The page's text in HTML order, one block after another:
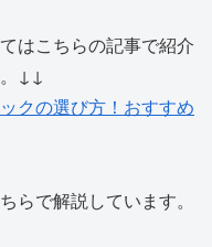
はこちらの記事で紹介
↓↓
クの選び方！おすすめ
らで解説しています。